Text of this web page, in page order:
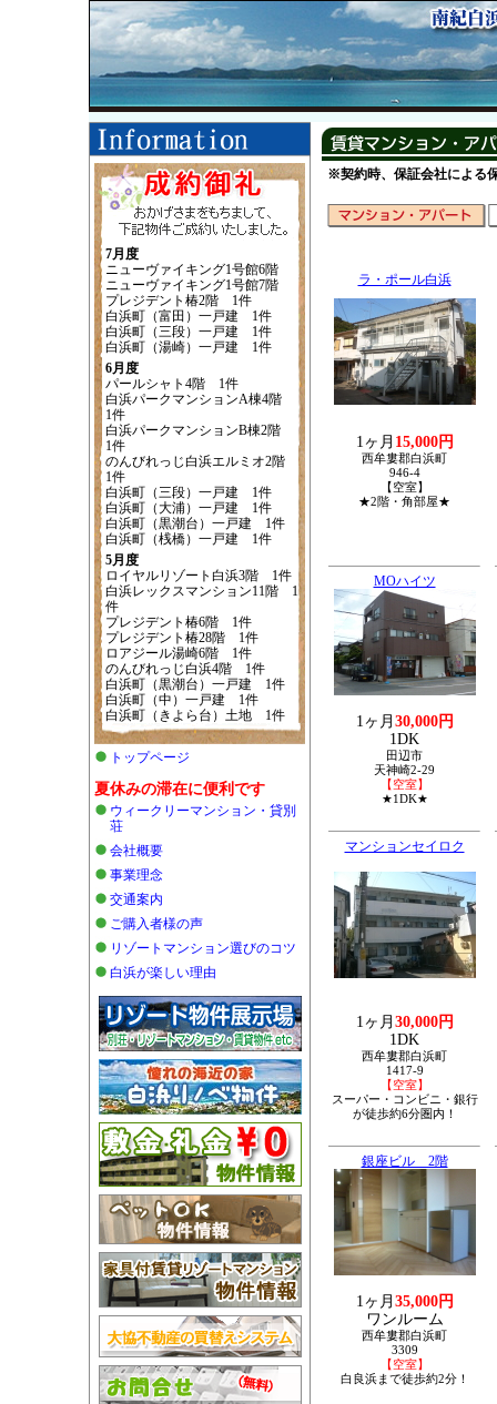
※契約時、保証会社による
ラ・ポール白浜
1ヶ月 15,000円
西牟婁郡白浜町
946-4
【空室】
★2階・角部屋★
MOハイツ
1ヶ月 30,000円
1DK
田辺市
天神崎2-29
【空室】
★1DK★
マンションセイロク
1ヶ月 30,000円
1DK
西牟婁郡白浜町
1417-9
【空室】
スーパー・コンビニ・銀行
が徒歩約6分圏内！
銀座ビル 2階
1ヶ月 35,000円
ワンルーム
西牟婁郡白浜町
3309
【空室】
白良浜まで徒歩約2分！
7月度
ニューヴァイキング1号館6階
ニューヴァイキング1号館7階
プレジデント椿2階 1件
白浜町（富田）一戸建 1件
白浜町（三段）一戸建 1件
白浜町（湯崎）一戸建 1件
6月度
パールシャト4階 1件
白浜パークマンションA棟4階
1件
白浜パークマンションB棟2階
1件
のんびれっじ白浜エルミオ2階
1件
白浜町（三段）一戸建 1件
白浜町（大浦）一戸建 1件
白浜町（黒潮台）一戸建 1件
白浜町（桟橋）一戸建 1件
5月度
ロイヤルリゾート白浜3階 1件
白浜レックスマンション11階 1
件
プレジデント椿6階 1件
プレジデント椿28階 1件
ロアジール湯崎6階 1件
のんびれっじ白浜4階 1件
白浜町（黒潮台）一戸建 1件
白浜町（中）一戸建 1件
白浜町（きよら台）土地 1件
トップページ
夏休みの滞在に便利です
ウィークリーマンション・貸別
荘
会社概要
事業理念
交通案内
ご購入者様の声
リゾートマンション選びのコツ
白浜が楽しい理由